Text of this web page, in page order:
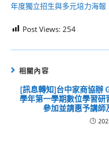
年度獨立招生與多元培力海報
Post Views: 254
相關內容
[訊息轉知]台中家商協
學年第一學期數位學習
參加並請惠予講師